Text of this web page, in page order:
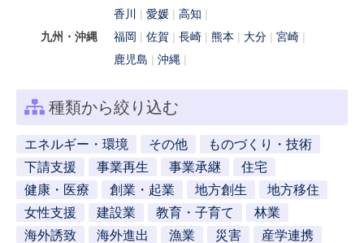
香川
愛媛
高知
九州・沖縄
福岡 佐賀 長崎 熊本 大分
宮崎
鹿児島
沖縄
種類から絞り込む
エネルギー・環境 その他
ものづくり・技術
下請支援
事業再生 事業承継
住宅
健康・医療
創業・起業 地方創生
地方移住
女性支援
建設業 教育・子育て
林業
海外誘致
海外進出 漁業 災害
産学連携